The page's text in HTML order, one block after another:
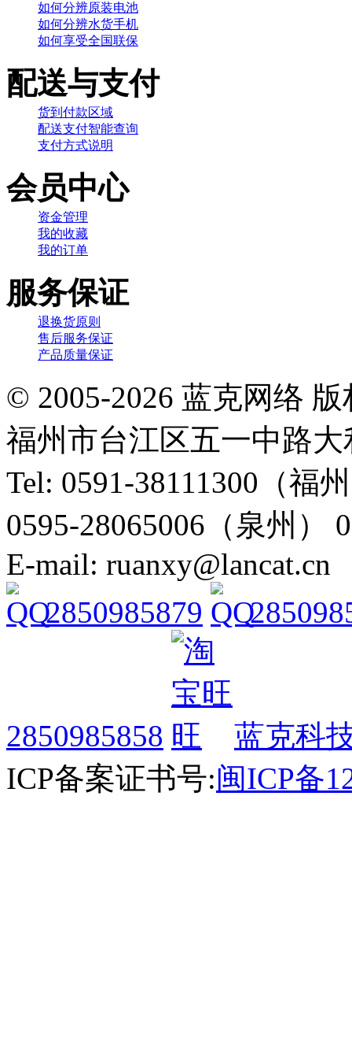
如何分辨原装电池
如何分辨水货手机
如何享受全国联保
配送与支付
货到付款区域
配送支付智能查询
支付方式说明
会员中心
资金管理
我的收藏
我的订单
服务保证
退换货原则
售后服务保证
产品质量保证
© 2005-2026 蓝克网络
福州市台江区五一中路
Tel: 0591-38111300（福
0595-28065006（泉州）
E-mail: ruanxy@lancat.cn
2850985879
2850985858
蓝克科
ICP备案证书号:闽ICP备